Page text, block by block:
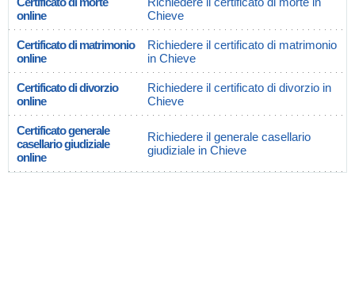
online
Chieve
Certificato di matrimonio
online
Richiedere il certificato di matrimonio
in Chieve
Certificato di divorzio
online
Richiedere il certificato di divorzio in
Chieve
Certificato generale
casellario giudiziale
online
Richiedere il generale casellario
giudiziale in Chieve